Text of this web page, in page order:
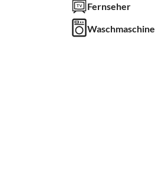
Fernseher
Waschmaschine